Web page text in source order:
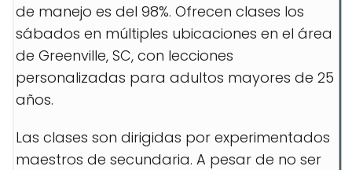
de manejo es del 98%. Ofrecen clases los
sábados en múltiples ubicaciones en el área
de Greenville, SC, con lecciones
personalizadas para adultos mayores de 25
años.
Las clases son dirigidas por experimentados
maestros de secundaria. A pesar de no ser